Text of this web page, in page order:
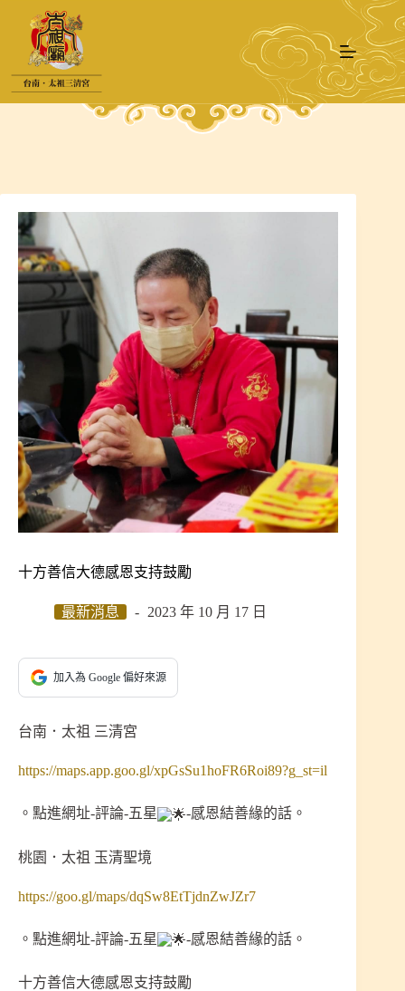
要
十方善信大德感恩支持鼓勵
最新消息 2023 年 10 月 17 日
加入為 Google 偏好來源
台南．太祖 三清宮
https://maps.app.goo.gl/xpGsSu1hoFR6Roi89?g_st=il
。點進網址-評論-五星 -感恩結善緣的話。
桃園．太祖 玉清聖境
https://goo.gl/maps/dqSw8EtTjdnZwJZr7
。點進網址-評論-五星 -感恩結善緣的話。
十方善信大德感恩支持鼓勵